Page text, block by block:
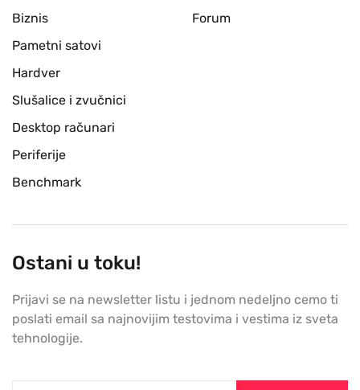
Biznis
Pametni satovi
Hardver
Slušalice i zvučnici
Desktop računari
Periferije
Benchmark
Forum
Ostani u toku!
Prijavi se na newsletter listu i jednom nedeljno cemo ti
poslati email sa najnovijim testovima i vestima iz sveta
tehnologije.